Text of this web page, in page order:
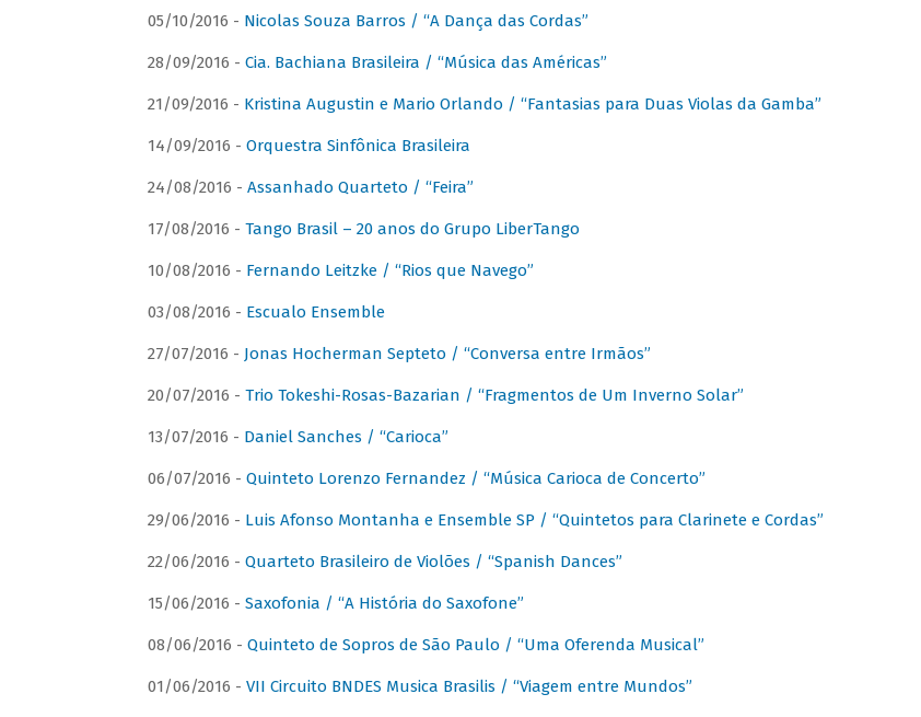
05/10/2016 - Nicolas Souza Barros / “A Dança das Cordas”
28/09/2016 - Cia. Bachiana Brasileira / “Música das Américas”
21/09/2016 - Kristina Augustin e Mario Orlando / “Fantasias para Duas Violas da Gamba”
14/09/2016 - Orquestra Sinfônica Brasileira
24/08/2016 - Assanhado Quarteto / “Feira”
17/08/2016 - Tango Brasil – 20 anos do Grupo LiberTango
10/08/2016 - Fernando Leitzke / “Rios que Navego”
03/08/2016 - Escualo Ensemble
27/07/2016 - Jonas Hocherman Septeto / “Conversa entre Irmãos”
20/07/2016 - Trio Tokeshi-Rosas-Bazarian / “Fragmentos de Um Inverno Solar”
13/07/2016 - Daniel Sanches / “Carioca”
06/07/2016 - Quinteto Lorenzo Fernandez / “Música Carioca de Concerto”
29/06/2016 - Luis Afonso Montanha e Ensemble SP / “Quintetos para Clarinete e Cordas”
22/06/2016 - Quarteto Brasileiro de Violões / “Spanish Dances”
15/06/2016 - Saxofonia / “A História do Saxofone”
08/06/2016 - Quinteto de Sopros de São Paulo / “Uma Oferenda Musical”
01/06/2016 - VII Circuito BNDES Musica Brasilis / “Viagem entre Mundos”